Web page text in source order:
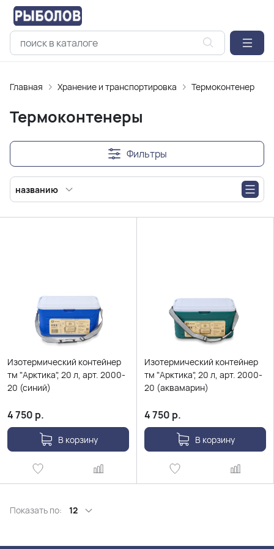
Главная Хранение и транспортировка Термоконтенеры
Термоконтенеры
Фильтры
названию
Изотермический контейнер
тм "Арктика", 20 л, арт. 2000-
20 (синий)
4 750 р.
В корзину
Изотермический контейнер
тм "Арктика", 20 л, арт. 2000-
20 (аквамарин)
4 750 р.
В корзину
Показать по: 12